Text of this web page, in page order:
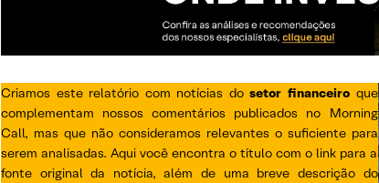
Criamos este relatório com notícias dosetor financeiroque
complementam nossos comentários publicados no Morning
Call, mas que não consideramos relevantes o suficiente para
serem analisadas. Aqui você encontra o título com o link para a
fonte original da notícia, além de uma breve descrição do